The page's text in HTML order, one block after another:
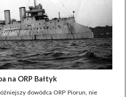
na ORP Bałtyk
dowódca ORP Piorun, nie